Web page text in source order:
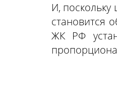
И,
становится
ЖК РФ